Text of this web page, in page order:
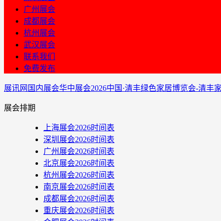
广州展会
成都展会
杭州展会
武汉展会
联系我们
免费发布
展讯网 国内展会华中展会2026中国·清丰绿色家居博览会-清丰
展会排期
上海展会2026时间表
深圳展会2026时间表
广州展会2026时间表
北京展会2026时间表
杭州展会2026时间表
南京展会2026时间表
成都展会2026时间表
重庆展会2026时间表